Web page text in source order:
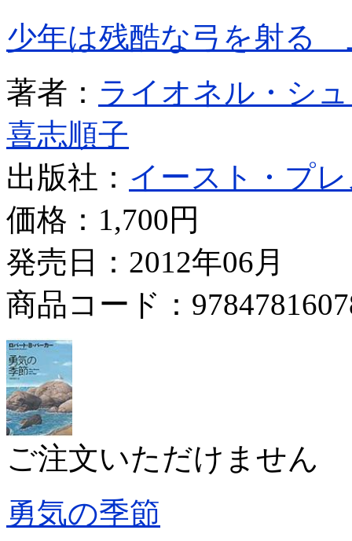
少年は残酷な弓を射る
著者： ライオネル・シ
喜志順子
出版社： イースト・プ
価格： 1,700円
発売日：2012年06月
商品コード：
ご注文いただけません
勇気の季節